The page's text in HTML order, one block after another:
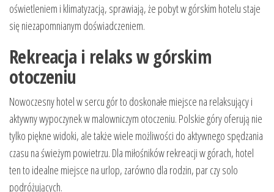
oświetleniem i klimatyzacją, sprawiają, że pobyt w górskim hotelu staje
się niezapomnianym doświadczeniem.
Rekreacja i relaks w górskim
otoczeniu
Nowoczesny hotel w sercu gór to doskonałe miejsce na relaksujący i
aktywny wypoczynek w malowniczym otoczeniu. Polskie góry oferują nie
tylko piękne widoki, ale także wiele możliwości do aktywnego spędzania
czasu na świeżym powietrzu. Dla miłośników rekreacji w górach, hotel
ten to idealne miejsce na urlop, zarówno dla rodzin, par czy solo
podróżujących.